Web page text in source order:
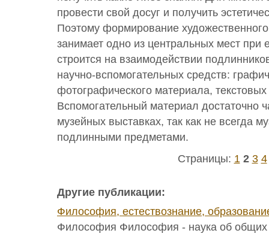
провести свой досуг и получить
Поэтому формирование
занимает одно из центральных мест при
строится на взаимодействии
научно-вспомогательных средств:
фотографического материала, текстовых
Вспомогательный материал достаточно
музейных выставках, так как не всегда
подлинными предметами.
Страницы: 1 2 3 4
Другие публикации:
Философия, естествознание,
Философия Философия - наука об общих